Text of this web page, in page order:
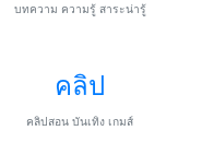
บทความ ความรู้ สาระน่ารู้
คลิป
คลิปสอน บันเทิง เกมส์